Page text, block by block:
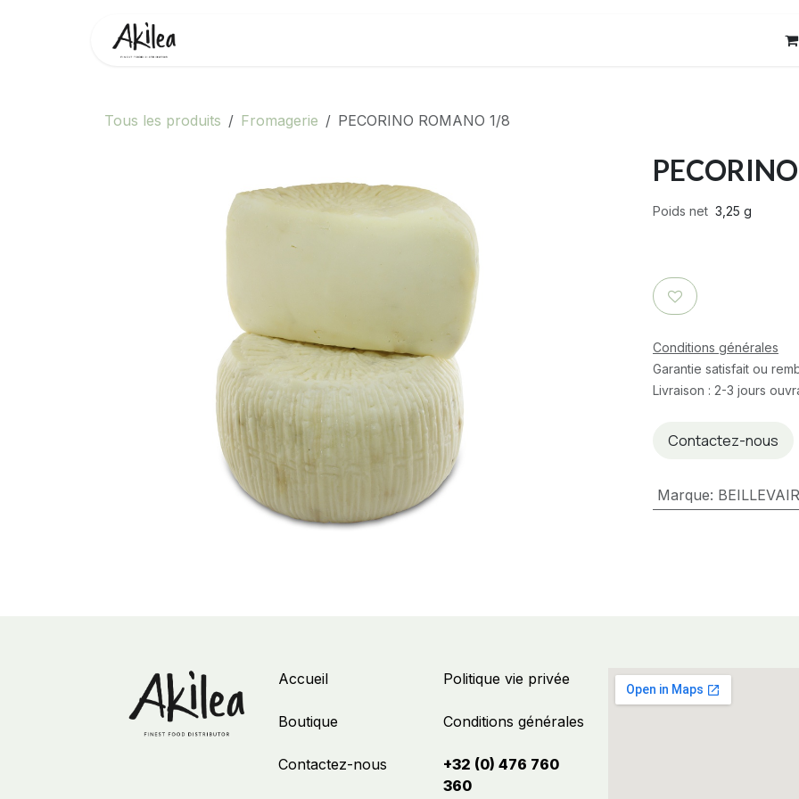
Tous les produits Fromagerie PECORINO ROMANO 1/8
Poids net 3,25 g
Conditions générales
Garantie satisfait ou
Livraison : 2-3 jours
Contactez-nous
Marque:
Politique vie privée
Conditions générales
+32 (0) 476 760
360
Accueil
Boutique
Contactez-nous